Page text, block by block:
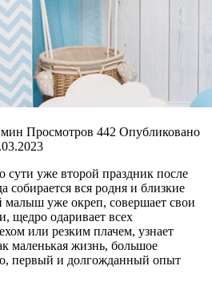
Просмотров 442 Опубликовано
уже второй праздник после
собирается вся родня и близкие
малыш уже окреп, совершает свои
щедро одаривает всех
или резким плачем, узнает
маленькая жизнь, большое
первый и долгожданный опыт